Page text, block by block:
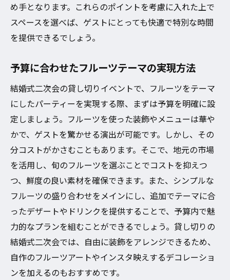
ゲストを驚かせるフルーツサプライズ
フルーツテーマの思い出に残る演出
大阪市内のフルーツに特化した貸し切りス
フルーツを使ったユニークなデザート紹介
カップルの想いを形にするフルーツ演出
め手となります。これらのポイントを考慮に入れた上で
スペースを選べば、ゲストにとっても快適で特別な時間
を提供できるでしょう。
予算に合わせたフルーツテーマの実現方法
結婚式二次会の貸し切りイベントで、フルーツをテーマ
にしたパーティーを実現する際、まずは予算を明確に設
定しましょう。フルーツを使った装飾やメニューは華や
かで、ゲストを驚かせる演出が可能です。しかし、その
分コストがかさむこともあります。そこで、地元の市場
を活用し、旬のフルーツを選ぶことでコストを抑えつ
つ、鮮度の良い素材を確保できます。また、シンプルな
フルーツの盛り合わせをメインにし、追加でテーマに合
ったデザートやドリンクを提供することで、予算内で魅
力的なプランを組むことができるでしょう。貸し切りの
結婚式二次会では、自由に装飾をアレンジできるため、
自作のフルーツアートやインスタ映えするデコレーショ
ンを加えるのもおすすめです。